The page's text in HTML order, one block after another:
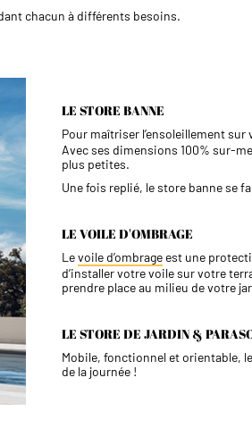
chacun à différents besoins.
LE STORE BANNE
Pour maîtriser l’ensoleillement sur
​Avec ses dimensions 100% sur-
plus petites.
Une fois replié, le store banne se
LE VOILE D'OMBRAGE
Levoile d’ombrage est une
d’installer votre voile sur votre
prendre place au milieu de votre
LE STORE DE JARDIN &
Mobile, fonctionnel et orientable,
de la journée !